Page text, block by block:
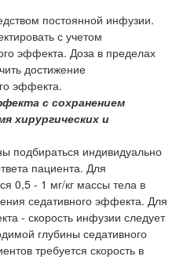
постоянной инфузии.
с учетом
эффекта. Доза в пределах
достижение
эффекта.
с сохранением
хирургических и
подбираться индивидуально
пациента. Для
0,5 - 1 мг/кг массы тела в
седативного эффекта. Для
- скорость инфузии следует
глубины седативного
требуется скорость в